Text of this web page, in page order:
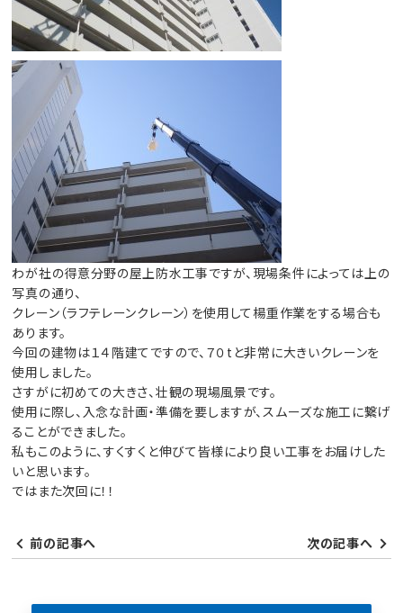
わが社の得意分野の屋上防水工事ですが、現場条件によっては上の
写真の通り、
クレーン（ラフテレーンクレーン）を使用して楊重作業をする場合も
あります。
今回の建物は１４階建てですので、７０tと非常に大きいクレーンを
使用しました。
さすがに初めての大きさ、壮観の現場風景です。
使用に際し、入念な計画・準備を要しますが、スムーズな施工に繋げ
ることができました。
私もこのように、すくすくと伸びて皆様により良い工事をお届けした
いと思います。
ではまた次回に！！
前の記事へ 次の記事へ